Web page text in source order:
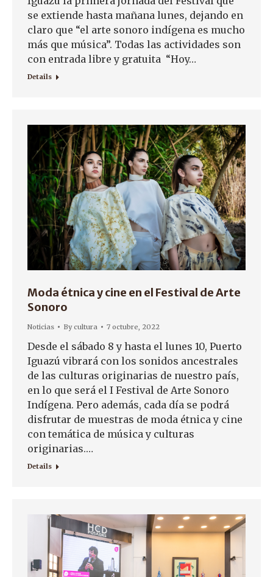
se extiende hasta mañana lunes, dejando en
claro que “el arte sonoro indígena es mucho
más que música”. Todas las actividades son
con entrada libre y gratuita “Hoy…
Details
Moda étnica y cine en el Festival de Arte
Sonoro
Noticias Bycultura 7 octubre, 2022
Desde el sábado 8 y hasta el lunes 10, Puerto
Iguazú vibrará con los sonidos ancestrales
de las culturas originarias de nuestro país,
en lo que será el I Festival de Arte Sonoro
Indígena. Pero además, cada día se podrá
disfrutar de muestras de moda étnica y cine
con temática de música y culturas
originarias.…
Details